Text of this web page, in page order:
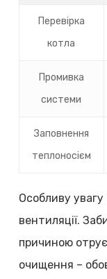
Перевірка
котла
Промивка
системи
Заповнення
теплоносієм
Особливу
вентиляції.
причиною
очищення –